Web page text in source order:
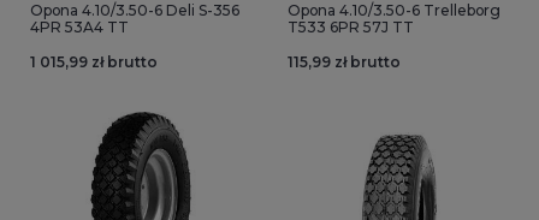
Opona 4.10/3.50-6 Deli S-356
4PR 53A4 TT
1 015,99 zł brutto
Opona 4.10/3.50-6 Trelleborg
T533 6PR 57J TT
115,99 zł brutto